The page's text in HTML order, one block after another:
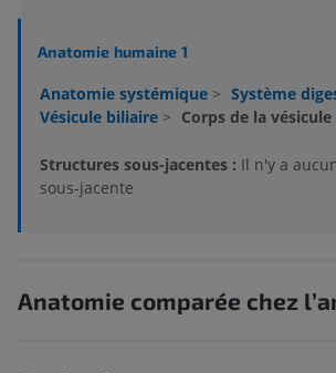
Anatomie humaine 1
Anatomie systémique > Système
Vésicule biliaire > Corps de la
Structures sous-jacentes : Il n'y a
sous-jacente
Anatomie comparée chez